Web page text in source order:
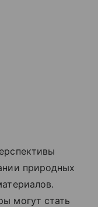
природных
могут стать